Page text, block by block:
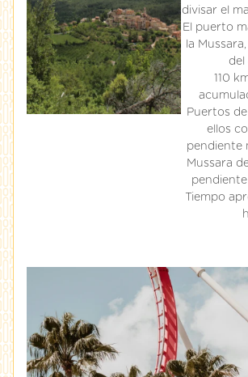
divisar el
El puerto
la
del
110
Puertos
ellos
pendiente
Mussara
pendiente
Tiempo